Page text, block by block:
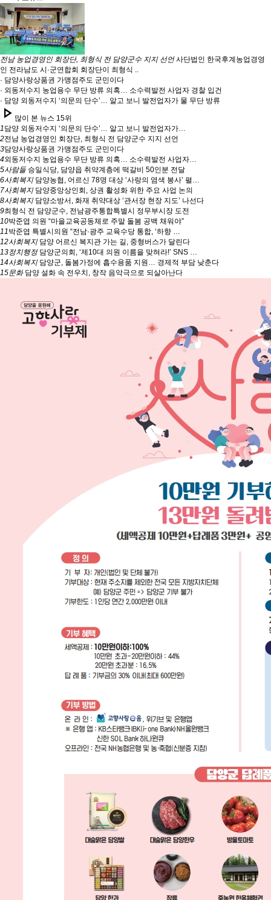
전남 농업경영인 회장단, 최형식 전 담양군수 지지 선언 사단법인 한국후계농업경영
인 전라남도 시·군연합회 회장단이 최형식 ..
· 담양사랑상품권 가맹점주도 군민이다
· 외동저수지 농업용수 무단 방류 의혹… 소수력발전 사업자 경찰 입건
· 담양 외동저수지 ‘의문의 단수’… 알고 보니 발전업자가 물 무단 방류
play_arrow 많이 본 뉴스 15위
1담양 외동저수지 ‘의문의 단수’… 알고 보니 발전업자가…
2전남 농업경영인 회장단, 최형식 전 담양군수 지지 선언
3담양사랑상품권 가맹점주도 군민이다
4외동저수지 농업용수 무단 방류 의혹… 소수력발전 사업자…
5사람들 승일식당, 담양읍 취약계층에 떡갈비 50인분 전달
6사회복지담양농협, 어르신 78명 대상 ‘사랑의 염색 봉사’ 펼…
7사회복지담양중앙상인회, 상권 활성화 위한 주요 사업 논의
8사회복지담양소방서, 화재 취약대상 ‘관서장 현장 지도’ 나선다
9최형식 전 담양군수, 전남광주통합특별시 정무부시장 도전
10박준엽 의원 “마을교육공동체로 주말 돌봄 공백 채워야”
11박준엽 특별시의원 “전남·광주 교육수당 통합, ‘하향 …
12사회복지담양 어르신 복지관 가는 길, 중형버스가 달린다
13정치행정담양군의회, ‘제10대 의원 이름을 맞혀라!’ SNS …
14사회복지담양군, 돌봄가정에 흡수용품 지원… 경제적 부담 낮춘다
15문화담양 설화 속 전우치, 창작 음악극으로 되살아난다